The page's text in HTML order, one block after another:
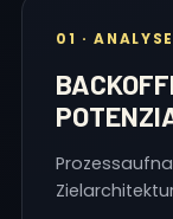
01 · ANALYSE